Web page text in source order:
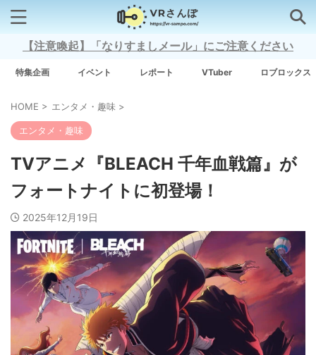
検索はコチラから
Grow A Garden（庭を成長させる）
Meta Quest 3
タグ一覧
ARKit BitStar（ぶいらいぶ） CG(2D/3D) esports
Fortnite HMD HoloModels Music NEWS
【注意喚起】「なりすましメール」にご注意ください
特集企画 イベント レポート VTuber ロブロックス
HOME > エンタメ・趣味 >
エンタメ・趣味
TVアニメ『BLEACH 千年血戦篇』が
フォートナイトに初登場！
2025年12月19日